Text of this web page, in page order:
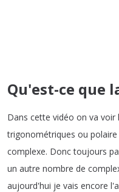
Qu'est-ce que
Dans cette vidéo on va voir
trigonométriques ou polaire
complexe. Donc toujours
un autre nombre de
aujourd'hui je vais encore